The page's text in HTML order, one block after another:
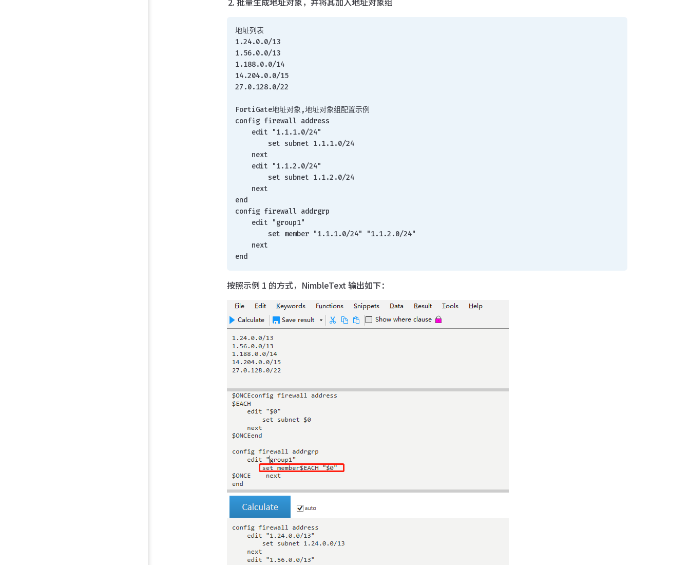
地址列表
1.24.0.0/13
1.56.0.0/13
1.188.0.0/14
14.204.0.0/15
27.0.128.0/22
FortiGate地址对象,地址对象组配置示例
config firewall address
    edit "1.1.1.0/24"
        set subnet 1.1.1.0/24
    next
    edit "1.1.2.0/24"
        set subnet 1.1.2.0/24
    next
end
config firewall addrgrp
    edit "group1"
        set member "1.1.1.0/24" "1.1.2.0/24"
    next
end
按照示例 1 的方式，NimbleText 输出如下：